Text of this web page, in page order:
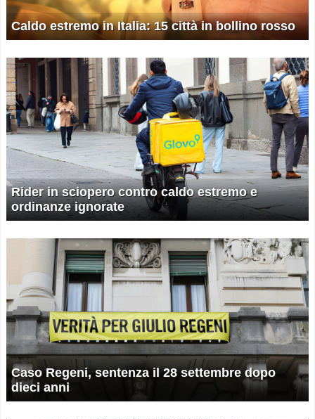
Caldo estremo in Italia: 15 città in bollino rosso
Rider in sciopero contro caldo estremo e
ordinanze ignorate
Caso Regeni, sentenza il 28 settembre dopo
dieci anni